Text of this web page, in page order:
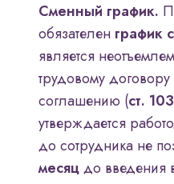
Сменный график.
обязателен график
является
трудовому
соглашению (ст.
утверждается
до сотрудника не
месяцдо введения